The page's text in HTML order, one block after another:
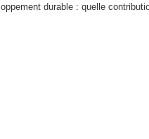
durable : quelle